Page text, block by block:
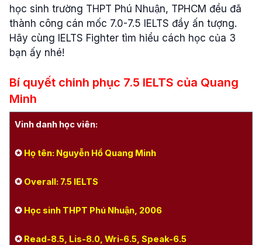
học sinh trường THPT Phú Nhuận, TPHCM đều đã
thành công cán mốc 7.0-7.5 IELTS đầy ấn tượng.
Hãy cùng IELTS Fighter tìm hiểu cách học của 3
bạn ấy nhé!
Bí quyết chinh phục 7.5 IELTS của Quang
Minh
Vinh danh học viên:
✪ Họ tên: Nguyễn Hồ Quang Minh
✪ Overall: 7.5 IELTS
✪ Học sinh THPT Phú Nhuận, 2006
✪ Read-8.5, Lis-8.0, Wri-6.5, Speak-6.5